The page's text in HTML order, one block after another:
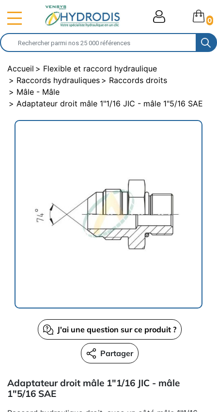
0
Accueil
Flexible et raccord hydraulique
Raccords hydrauliques
Raccords droits
Mâle - Mâle
Adaptateur droit mâle 1"1/16 JIC - mâle 1"5/16 SAE
J'ai une question sur ce produit ?
Partager
Adaptateur droit mâle 1"1/16 JIC - mâle
1"5/16 SAE